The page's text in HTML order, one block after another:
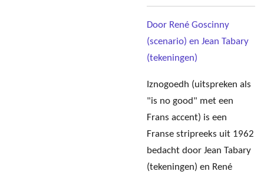
Door René Goscinny
(scenario) en Jean Tabary
(tekeningen)
Iznogoedh (uitspreken als
"is no good" met een
Frans accent) is een
Franse stripreeks uit 1962
bedacht door Jean Tabary
(tekeningen) en René